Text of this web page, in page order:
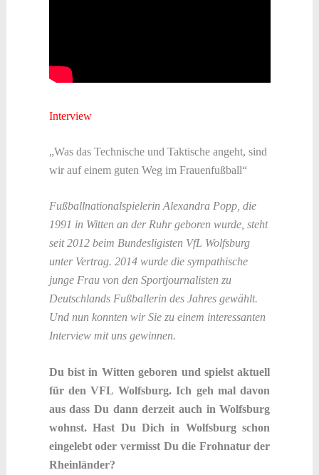
Interview
„Was das Technische und Taktische angeht, sind
wir auf einem guten Weg im Frauenfußball“
Fußballnationalspielerin Alexandra Popp, die
1991 in Witten an der Ruhr geboren wurde, steht
seit 2012 beim Bundesligisten VfL Wolfsburg
unter Vertrag. 2014 wurde die sympathische
junge Frau von den Sportjournalisten zu
Deutschlands Fußballerin des Jahres gewählt.
Und nun konnten wir Sie zu einem interessanten
Interview mit uns gewinnen.
Du bist in Witten geboren und spielst aktuell
für den VFL Wolfsburg. Ich geh mal davon
aus dass Du dann derzeit auch in Wolfsburg
wohnst. Hast Du Dich in Wolfsburg schon
eingelebt oder vermisst Du die Frohnatur der
Rheinländer?